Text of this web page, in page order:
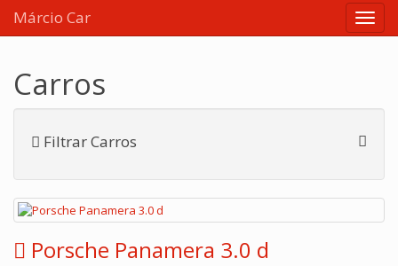
Márcio Car
Carros
Filtrar Carros
Porsche Panamera 3.0 d